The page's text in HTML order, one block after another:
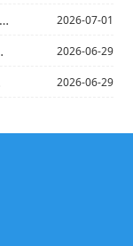
2026-07-01
2026-06-29
2026-06-29